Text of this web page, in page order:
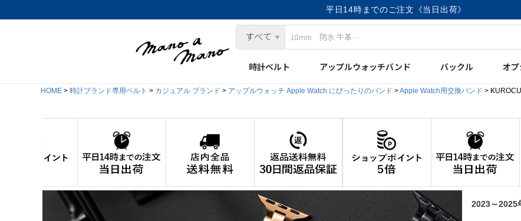
平日14時までのご注文《当日出荷》
時計ベルト アップルウォッチバンド バックル オ
HOME 時計ブランド専用ベルト カジュアル ブランド アップルウォッチ Apple Watch にぴったりのバンド Apple Watch用交換バンド
2023～2025